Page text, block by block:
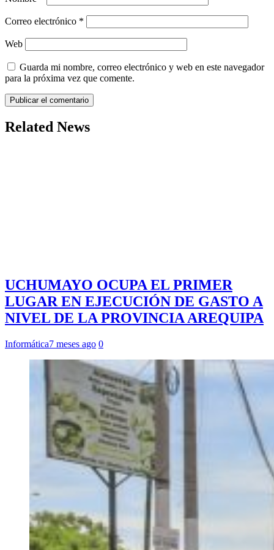
Correo electrónico *
Web
Guarda mi nombre, correo electrónico y web en este navegador
para la próxima vez que comente.
Related News
UCHUMAYO OCUPA EL PRIMER
LUGAR EN EJECUCIÓN DE GASTO A
NIVEL DE LA PROVINCIA AREQUIPA
Informática7 meses ago 0